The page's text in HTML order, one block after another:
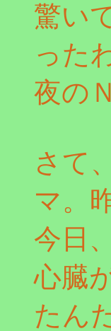
驚い
った
夜の
さて
マ。
今日
心臓
たん